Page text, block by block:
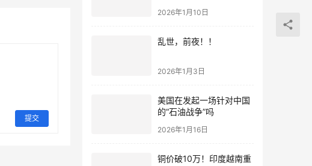
提交
2026年1月10日
乱世，前夜！！
2026年1月3日
美国在发起一场针对中国
的“石油战争”吗
2026年1月16日
铜价破10万！印度越南重